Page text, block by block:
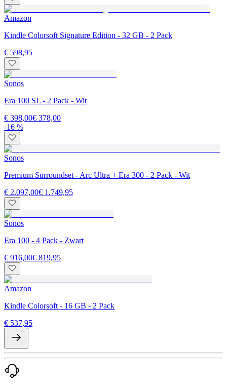
Amazon
Kindle Colorsoft Signature Edition - 32 GB - 2 Pack
€ 598,95
Sonos
Era 100 SL - 2 Pack - Wit
€ 398,00€ 378,00
-16 %
Sonos
Premium Surroundset - Arc Ultra + Era 300 - 2 Pack - Wit
€ 2.097,00€ 1.749,95
Sonos
Era 100 - 4 Pack - Zwart
€ 916,00€ 819,95
Amazon
Kindle Colorsoft - 16 GB - 2 Pack
€ 537,95